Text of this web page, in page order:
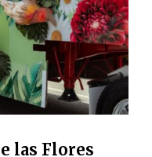
las Flores